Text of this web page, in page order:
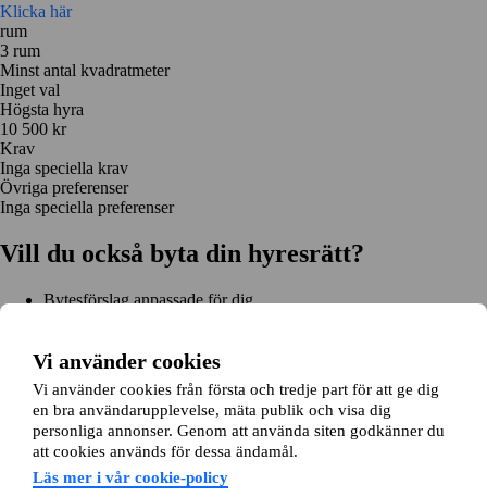
Vi använder cookies
Vi använder cookies från första och tredje part för att ge dig
en bra användarupplevelse, mäta publik och visa dig
personliga annonser. Genom att använda siten godkänner du
att cookies används för dessa ändamål.
Läs mer i vår cookie-policy
Klicka här
rum
3 rum
Minst antal kvadratmeter
Inget val
Högsta hyra
10 500 kr
Krav
Inga speciella krav
Övriga preferenser
Inga speciella preferenser
Vill du också byta din hyresrätt?
Bytesförslag anpassade för dig
Kom igång
Kom igång gratisSök annonser Logga in
Läs mer
Nyheter och tipsBytesansökan
Om lägenhetsbyte.se